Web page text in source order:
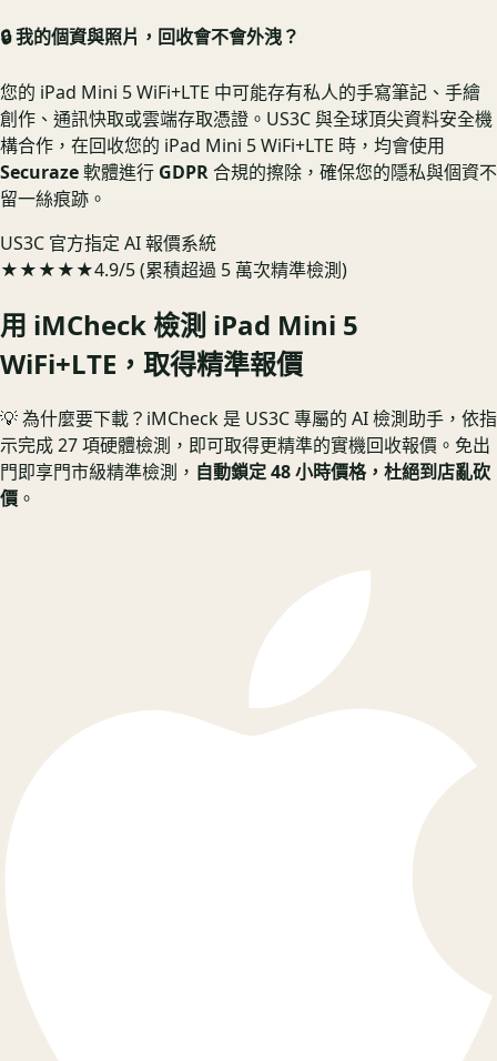
🔒 我的個資與照片，回收會不會外洩？
您的 iPad Mini 5 WiFi+LTE 中可能存有私人的手寫筆記、手繪
創作、通訊快取或雲端存取憑證。US3C 與全球頂尖資料安全機
構合作，在回收您的 iPad Mini 5 WiFi+LTE 時，均會使用
Securaze軟體進行 GDPR合規的擦除，確保您的隱私與個資不
留一絲痕跡。
US3C 官方指定 AI 報價系統
★★★★★4.9/5 (累積超過 5 萬次精準檢測)
用 iMCheck 檢測 iPad Mini 5
WiFi+LTE ，取得精準報價
💡 為什麼要下載？ iMCheck 是 US3C 專屬的 AI 檢測助手，依指
示完成 27 項硬體檢測，即可取得更精準的實機回收報價。 免出
門即享門市級精準檢測， 自動鎖定 48 小時價格，杜絕到店亂砍
價 。